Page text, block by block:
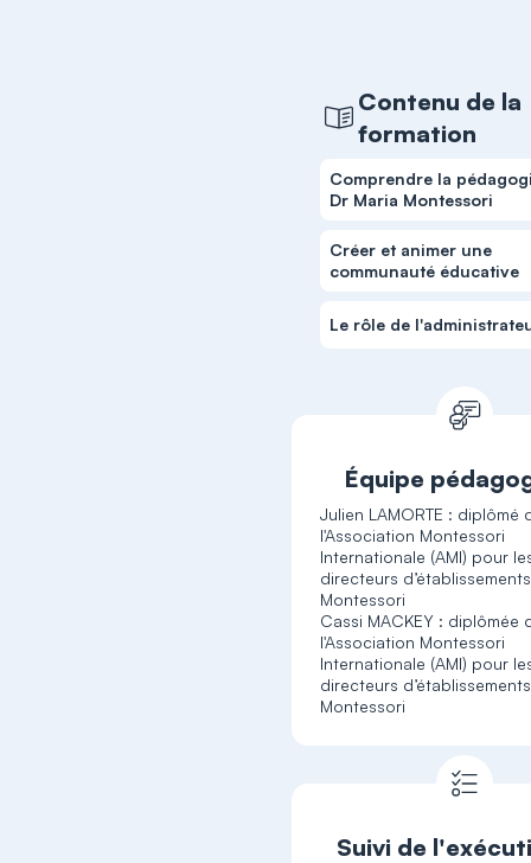
Contenu de la
formation
Comprendre la
Dr Maria Montessori
Créer et animer une
communauté éducative
Le rôle de
Équipe
Julien LAMORTE : diplômé
l'Association Montessori
Internationale (AMI) pour
directeurs d’établissements
Montessori
Cassi MACKEY : diplômée
l'Association Montessori
Internationale (AMI) pour
directeurs d’établissements
Montessori
Suivi de